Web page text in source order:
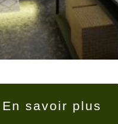
En savoir plus